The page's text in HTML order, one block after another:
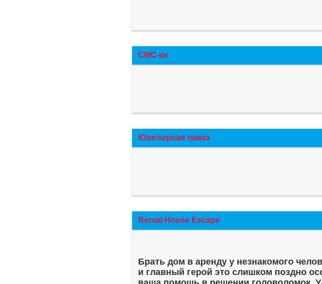
СМС-ки
Ювелирная лавка
Rental House Escape
Брать дом в аренду у незнакомого
и главный герой это слишком поздно